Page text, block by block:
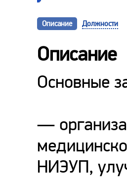
Описание Должности
Описание
Основные
—
НИЭУП,